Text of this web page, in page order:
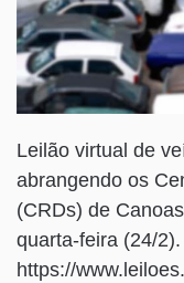
Leilão virtual de
abrangendo os
(CRDs) de
quarta-feira (24/
https://